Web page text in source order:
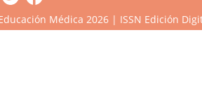
Médica 2026 | ISSN Edición